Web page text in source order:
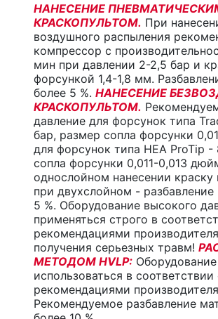
НАНЕСЕНИЕ
КРАСКОПУЛЬТОМ. При
воздушного распыления
компрессор с
мин при давлении 2-2,5 бар и
форсункой 1,4-1,8 мм.
более 5 %. НАНЕСЕНИЕ
КРАСКОПУЛЬТОМ.
давление для форсунок типа
бар, размер сопла форсунки
для форсунок типа HEA ProTip -
сопла форсунки 0,011-0,013
однослойном нанесении краску
при двухслойном - разбавление
5 %. Оборудование высокого
применяться строго в
рекомендациями
получения серьезных травм!
МЕТОДОМ HVLP:
использоваться в соответствии
рекомендациями
Рекомендуемое разбавление